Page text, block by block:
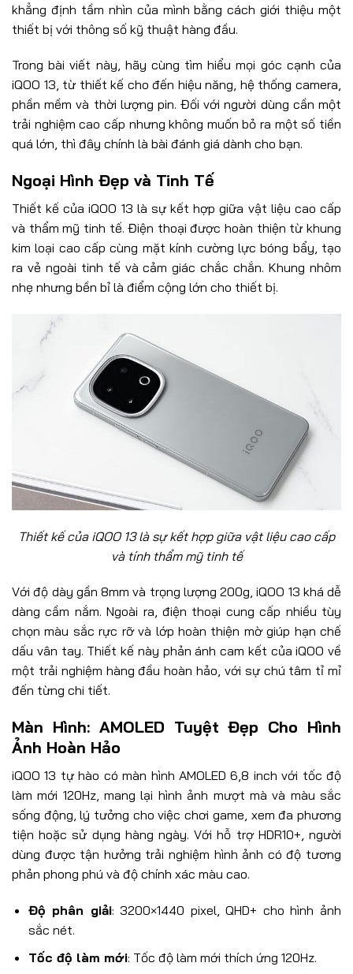
khẳng định tầm nhìn của mình bằng cách giới thiệu một
thiết bị với thông số kỹ thuật hàng đầu.
Trong bài viết này, hãy cùng tìm hiểu mọi góc cạnh của
iQOO 13, từ thiết kế cho đến hiệu năng, hệ thống camera,
phần mềm và thời lượng pin. Đối với người dùng cần một
trải nghiệm cao cấp nhưng không muốn bỏ ra một số tiền
quá lớn, thì đây chính là bài đánh giá dành cho bạn.
Ngoại Hình Đẹp và Tinh Tế
Thiết kế của iQOO 13 là sự kết hợp giữa vật liệu cao cấp
và thẩm mỹ tinh tế. Điện thoại được hoàn thiện từ khung
kim loại cao cấp cùng mặt kính cường lực bóng bẩy, tạo
ra vẻ ngoài tinh tế và cảm giác chắc chắn. Khung nhôm
nhẹ nhưng bền bỉ là điểm cộng lớn cho thiết bị.
Thiết kế của iQOO 13 là sự kết hợp giữa vật liệu cao cấp
và tính thẩm mỹ tinh tế
Với độ dày gần 8mm và trọng lượng 200g, iQOO 13 khá dễ
dàng cầm nắm. Ngoài ra, điện thoại cung cấp nhiều tùy
chọn màu sắc rực rỡ và lớp hoàn thiện mờ giúp hạn chế
dấu vân tay. Thiết kế này phản ánh cam kết của iQOO về
một trải nghiệm hàng đầu hoàn hảo, với sự chú tâm tỉ mỉ
đến từng chi tiết.
Màn Hình: AMOLED Tuyệt Đẹp Cho Hình
Ảnh Hoàn Hảo
iQOO 13 tự hào có màn hình AMOLED 6,8 inch với tốc độ
làm mới 120Hz, mang lại hình ảnh mượt mà và màu sắc
sống động, lý tưởng cho việc chơi game, xem đa phương
tiện hoặc sử dụng hàng ngày. Với hỗ trợ HDR10+, người
dùng được tận hưởng trải nghiệm hình ảnh có độ tương
phản phong phú và độ chính xác màu cao.
Độ phân giải: 3200×1440 pixel, QHD+ cho hình ảnh
sắc nét.
Tốc độ làm mới: Tốc độ làm mới thích ứng 120Hz.